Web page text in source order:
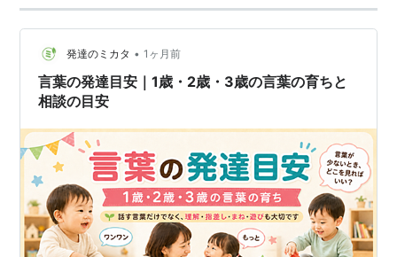
発達のミカタ • 1ヶ月前
言葉の発達目安｜1歳・2歳・3歳の言葉の育ちと
相談の目安